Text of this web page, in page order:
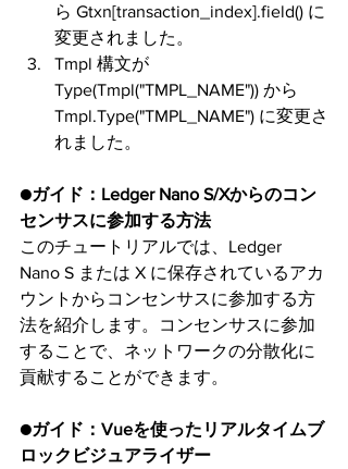
ら Gtxn[transaction_index].field() に
変更されました。
Tmpl 構文が
Type(Tmpl("TMPL_NAME")) から
Tmpl.Type("TMPL_NAME") に変更さ
れました。
●ガイド：Ledger Nano S/Xからのコン
センサスに参加する方法
このチュートリアルでは、Ledger
Nano S または X に保存されているアカ
ウントからコンセンサスに参加する方
法を紹介します。コンセンサスに参加
することで、ネットワークの分散化に
貢献することができます。
●ガイド：Vueを使ったリアルタイムブ
ロックビジュアライザー